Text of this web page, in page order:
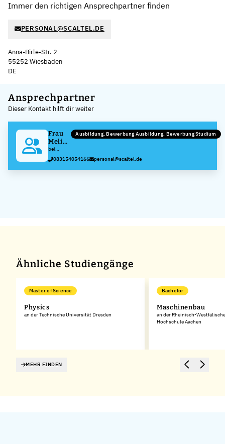
Immer den richtigen Ansprechpartner finden
PERSONAL@SCALTEL.DE
Anna-Birle-Str. 2
55252 Wiesbaden
DE
+
−
Ansprechpartner
Dieser Kontakt hilft dir weiter
Frau
Melina
Müller
bei
SCALTEL
Gruppe
GmbH
Ausbildung, Bewerbung Ausbildung, Bewerbung Studium
083154054166 personal@scaltel.de
Ähnliche Studiengänge
Master of Science
Physics
an der Technische Universität Dresden
Bachelor
Maschinenbau
an der Rheinisch-
Hochschule Aachen
MEHR FINDEN